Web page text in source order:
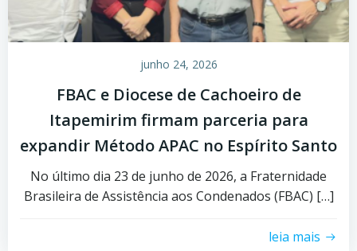
junho 24, 2026
FBAC e Diocese de Cachoeiro de
Itapemirim firmam parceria para
expandir Método APAC no Espírito Santo
No último dia 23 de junho de 2026, a Fraternidade
Brasileira de Assistência aos Condenados (FBAC) […]
leia mais